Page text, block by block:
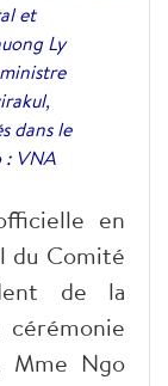
et
Ly
dans le
: VNA
en
du Comité
de la
cérémonie
Mme Ngo